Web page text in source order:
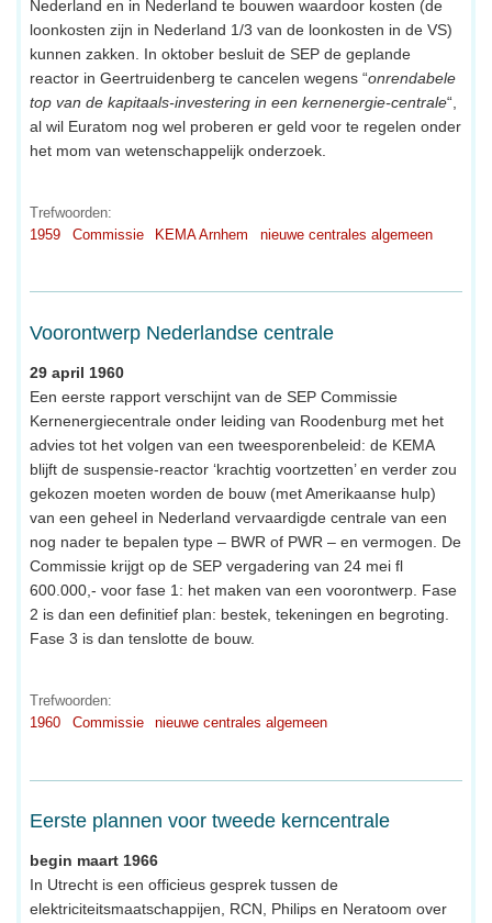
Nederland en in Nederland te bouwen waardoor kosten (de
loonkosten zijn in Nederland 1/3 van de loonkosten in de VS)
kunnen zakken. In oktober besluit de SEP de geplande
reactor in Geertruidenberg te cancelen wegens “onrendabele
top van de kapitaals-investering in een kernenergie-centrale“,
al wil Euratom nog wel proberen er geld voor te regelen onder
het mom van wetenschappelijk onderzoek.
Trefwoorden:
1959
Commissie KEMA Arnhem nieuwe centrales algemeen
Voorontwerp Nederlandse centrale
29 april 1960
Een eerste rapport verschijnt van de SEP Commissie
Kernenergiecentrale onder leiding van Roodenburg met het
advies tot het volgen van een tweesporenbeleid: de KEMA
blijft de suspensie-reactor ‘krachtig voortzetten’ en verder zou
gekozen moeten worden de bouw (met Amerikaanse hulp)
van een geheel in Nederland vervaardigde centrale van een
nog nader te bepalen type – BWR of PWR – en vermogen. De
Commissie krijgt op de SEP vergadering van 24 mei fl
600.000,- voor fase 1: het maken van een voorontwerp. Fase
2 is dan een definitief plan: bestek, tekeningen en begroting.
Fase 3 is dan tenslotte de bouw.
Trefwoorden:
1960
Commissie nieuwe centrales algemeen
Eerste plannen voor tweede kerncentrale
begin maart 1966
In Utrecht is een officieus gesprek tussen de
elektriciteitsmaatschappijen, RCN, Philips en Neratoom over